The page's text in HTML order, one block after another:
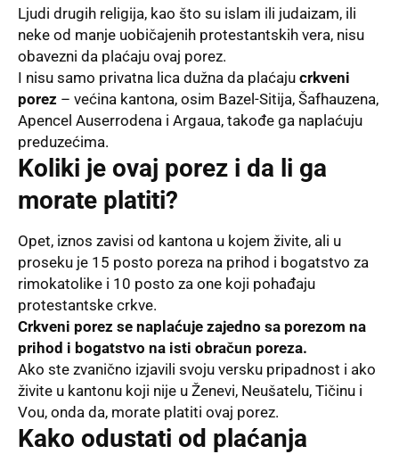
Ljudi drugih religija, kao što su islam ili judaizam, ili
neke od manje uobičajenih protestantskih vera, nisu
obavezni da plaćaju ovaj porez.
I nisu samo privatna lica dužna da plaćaju crkveni
porez – većina kantona, osim Bazel-Sitija, Šafhauzena,
Apencel Auserrodena i Argaua, takođe ga naplaćuju
preduzećima.
Koliki je ovaj porez i da li ga
morate platiti?
Opet, iznos zavisi od kantona u kojem živite, ali u
proseku je 15 posto poreza na prihod i bogatstvo za
rimokatolike i 10 posto za one koji pohađaju
protestantske crkve.
Crkveni porez se naplaćuje zajedno sa porezom na
prihod i bogatstvo na isti obračun poreza.
Ako ste zvanično izjavili svoju versku pripadnost i ako
živite u kantonu koji nije u Ženevi, Neušatelu, Tičinu i
Vou, onda da, morate platiti ovaj porez.
Kako odustati od plaćanja